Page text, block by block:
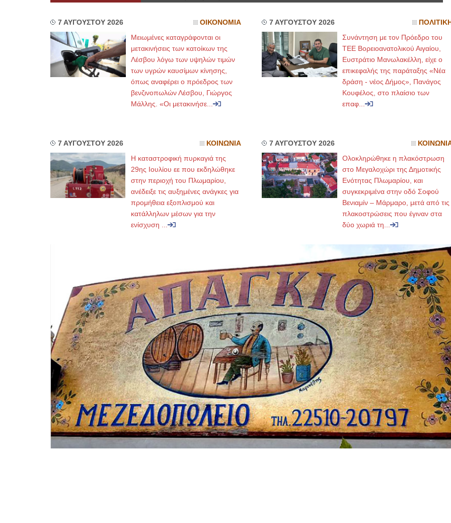
7 ΑΥΓΟΥΣΤΟΥ 2026 ΟΙΚΟΝΟΜΙΑ
Μειωμένες καταγράφονται οι
μετακινήσεις των κατοίκων της
Λέσβου λόγω των υψηλών τιμών
των υγρών καυσίμων κίνησης,
όπως αναφέρει ο πρόεδρος των
βενζινοπωλών Λέσβου, Γιώργος
Μάλλης. «Οι μετακινήσε...
7 ΑΥΓΟΥΣΤΟΥ 2026 ΠΟΛΙΤΙΚΗ
Συνάντηση με τον Πρόεδρο του
ΤΕΕ Βορειοανατολικού Αιγαίου,
Ευστράτιο Μανωλακέλλη, είχε ο
επικεφαλής της παράταξης «Νέα
δράση - νέος Δήμος», Πανάγος
Κουφέλος, στο πλαίσιο των
επαφ...
7 ΑΥΓΟΥΣΤΟΥ 2026 ΚΟΙΝΩΝΙΑ
Η καταστροφική πυρκαγιά της
29ης Ιουλίου εε που εκδηλώθηκε
στην περιοχή του Πλωμαρίου,
ανέδειξε τις αυξημένες ανάγκες για
προμήθεια εξοπλισμού και
κατάλληλων μέσων για την
ενίσχυση ...
7 ΑΥΓΟΥΣΤΟΥ 2026
Ολοκληρώθηκε η πλακόστρωση
στο Μεγαλοχώρι της Δημοτικής
Ενότητας Πλωμαρίου, και
συγκεκριμένα στην οδό Σοφού
Βενιαμίν – Μάρμαρο, μετά από τις
πλακοστρώσεις που έγιναν στα
δύο χωριά τη...